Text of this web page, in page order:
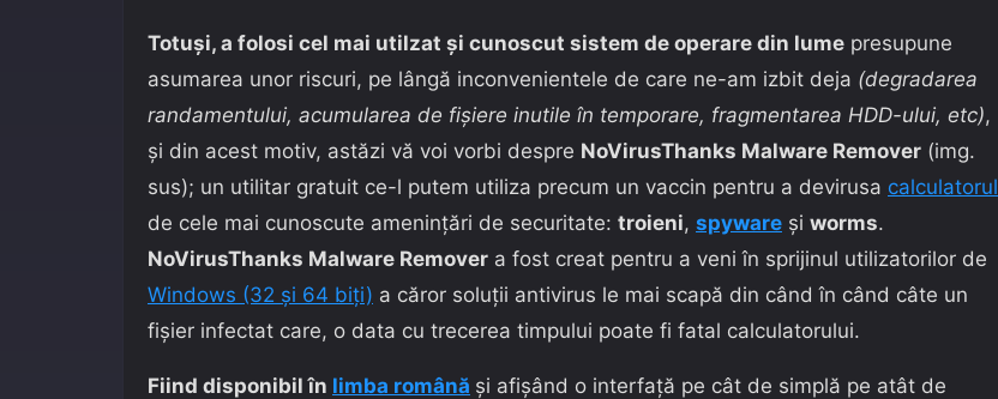
Totuşi, a folosi cel mai utilzat şi cunoscut sistem de operare din lume presupune
asumarea unor riscuri, pe lângă inconvenientele de care ne-am izbit deja (degradarea
randamentului, acumularea de fişiere inutile în temporare, fragmentarea HDD-ului, etc),
şi din acest motiv, astăzi vă voi vorbi despre NoVirusThanks Malware Remover (img.
sus); un utilitar gratuit ce-l putem utiliza precum un vaccin pentru a devirusa calculatorul
de cele mai cunoscute ameninţări de securitate: troieni, spyware şi worms.
NoVirusThanks Malware Remover a fost creat pentru a veni în sprijinul utilizatorilor de
Windows (32 şi 64 biţi) a căror soluţii antivirus le mai scapă din când în când câte un
fişier infectat care, o data cu trecerea timpului poate fi fatal calculatorului.
Fiind disponibil în limba română şi afişând o interfaţă pe cât de simplă pe atât de